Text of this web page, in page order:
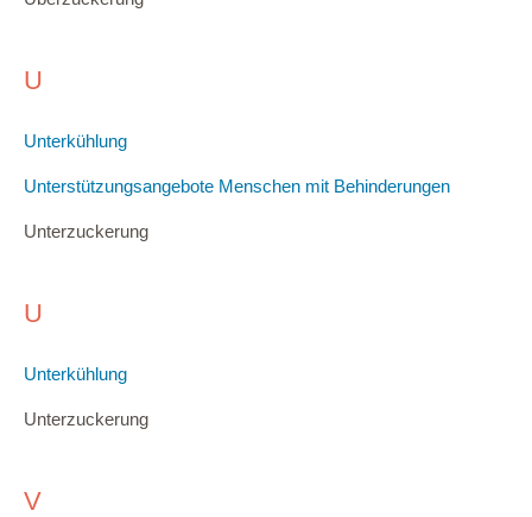
U
Unterkühlung
Unterstützungsangebote Menschen mit Behinderungen
Unterzuckerung
U
Unterkühlung
Unterzuckerung
V